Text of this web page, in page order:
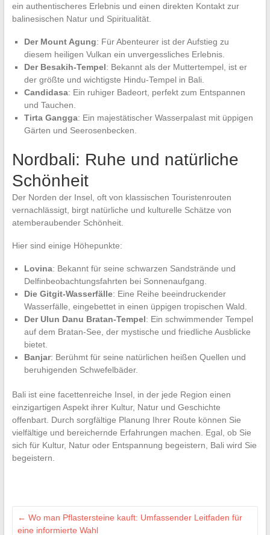
ein authentischeres Erlebnis und einen direkten Kontakt zur
balinesischen Natur und Spiritualität.
Der Mount Agung: Für Abenteurer ist der Aufstieg zu
diesem heiligen Vulkan ein unvergessliches Erlebnis.
Der Besakih-Tempel: Bekannt als der Muttertempel, ist er
der größte und wichtigste Hindu-Tempel in Bali.
Candidasa: Ein ruhiger Badeort, perfekt zum Entspannen
und Tauchen.
Tirta Gangga: Ein majestätischer Wasserpalast mit üppigen
Gärten und Seerosenbecken.
Nordbali: Ruhe und natürliche
Schönheit
Der Norden der Insel, oft von klassischen Touristenrouten
vernachlässigt, birgt natürliche und kulturelle Schätze von
atemberaubender Schönheit.
Hier sind einige Höhepunkte:
Lovina: Bekannt für seine schwarzen Sandstrände und
Delfinbeobachtungsfahrten bei Sonnenaufgang.
Die Gitgit-Wasserfälle: Eine Reihe beeindruckender
Wasserfälle, eingebettet in einen üppigen tropischen Wald.
Der Ulun Danu Bratan-Tempel: Ein schwimmender Tempel
auf dem Bratan-See, der mystische und friedliche Ausblicke
bietet.
Banjar: Berühmt für seine natürlichen heißen Quellen und
beruhigenden Schwefelbäder.
Bali ist eine facettenreiche Insel, in der jede Region einen
einzigartigen Aspekt ihrer Kultur, Natur und Geschichte
offenbart. Durch sorgfältige Planung Ihrer Route können Sie
vielfältige und bereichernde Erfahrungen machen. Egal, ob Sie
sich für Kultur, Natur oder Entspannung begeistern, Bali wird Sie
begeistern.
← Wo man Pflastersteine kauft: Umfassender Leitfaden für
eine informierte Wahl